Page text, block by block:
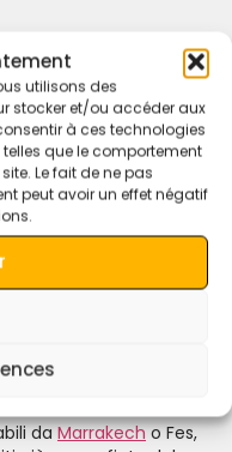
utilisons des
stocker et/ou accéder aux
à ces technologies
que le comportement
Le fait de ne pas
peut avoir un effet négatif
località in tutto il
la valle del Dades
e la ricca storia
tua esperienza di
montagne dell’Atlante o
daMarrakecho Fes,